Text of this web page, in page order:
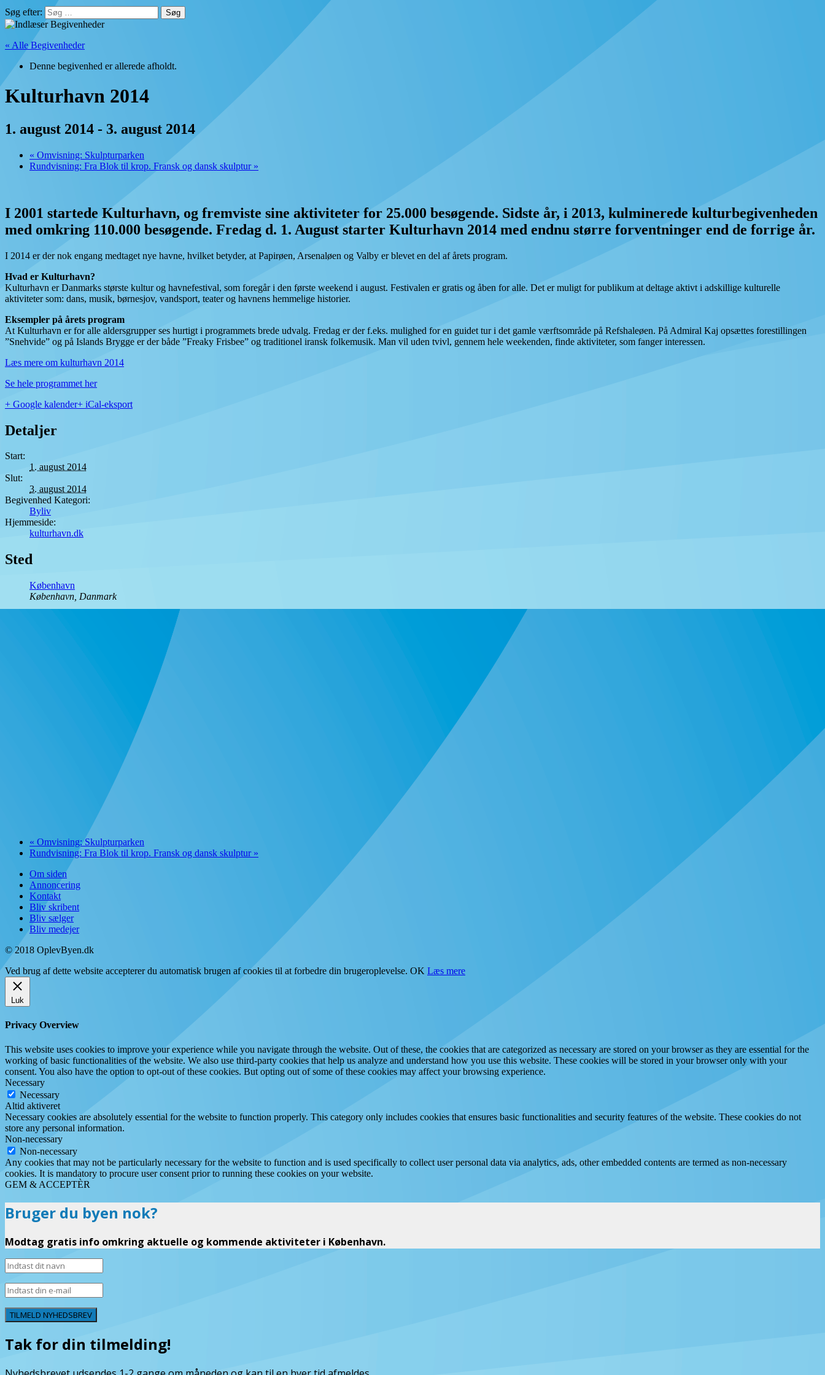
Søg efter:
« Alle Begivenheder
Denne begivenhed er allerede afholdt.
Kulturhavn 2014
1. august 2014 - 3. august 2014
« Omvisning: Skulpturparken
Rundvisning: Fra Blok til krop. Fransk og dansk skulptur »
I 2001 startede Kulturhavn, og fremviste sine aktiviteter for 25.000 besøgende. Sidste år, i 2013, kulminerede kulturbegivenheden
med omkring 110.000 besøgende. Fredag d. 1. August starter Kulturhavn 2014 med endnu større forventninger end de forrige år.
I 2014 er der nok engang medtaget nye havne, hvilket betyder, at Papirøen, Arsenaløen og Valby er blevet en del af årets program.
Hvad er Kulturhavn?
Kulturhavn er Danmarks største kultur og havnefestival, som foregår i den første weekend i august. Festivalen er gratis og åben for alle. Det er muligt for publikum at deltage aktivt i adskillige kulturelle
aktiviteter som: dans, musik, børnesjov, vandsport, teater og havnens hemmelige historier.
Eksempler på årets program
At Kulturhavn er for alle aldersgrupper ses hurtigt i programmets brede udvalg. Fredag er der f.eks. mulighed for en guidet tur i det gamle værftsområde på Refshaleøen. På Admiral Kaj opsættes forestillingen
”Snehvide” og på Islands Brygge er der både ”Freaky Frisbee” og traditionel iransk folkemusik. Man vil uden tvivl, gennem hele weekenden, finde aktiviteter, som fanger interessen.
Læs mere om kulturhavn 2014
Se hele programmet her
+ Google kalender+ iCal-eksport
Detaljer
Start:
1. august 2014
Slut:
3. august 2014
Begivenhed Kategori:
Byliv
Hjemmeside:
kulturhavn.dk
Sted
København
København Danmark
« Omvisning: Skulpturparken
Rundvisning: Fra Blok til krop. Fransk og dansk skulptur »
Om siden
Annoncering
Kontakt
Bliv skribent
Bliv sælger
Bliv medejer
© 2018 OplevByen.dk
Ved brug af dette website accepterer du automatisk brugen af cookies til at forbedre din brugeroplevelse. OK Læs mere
Luk
Privacy Overview
This website uses cookies to improve your experience while you navigate through the website. Out of these, the cookies that are categorized as necessary are stored on your browser as they are essential for the
working of basic functionalities of the website. We also use third-party cookies that help us analyze and understand how you use this website. These cookies will be stored in your browser only with your
consent. You also have the option to opt-out of these cookies. But opting out of some of these cookies may affect your browsing experience.
Necessary
Necessary
Altid aktiveret
Necessary cookies are absolutely essential for the website to function properly. This category only includes cookies that ensures basic functionalities and security features of the website. These cookies do not
store any personal information.
Non-necessary
Non-necessary
Any cookies that may not be particularly necessary for the website to function and is used specifically to collect user personal data via analytics, ads, other embedded contents are termed as non-necessary
cookies. It is mandatory to procure user consent prior to running these cookies on your website.
GEM & ACCEPTÈR
Bruger du byen nok?
Modtag gratis info omkring aktuelle og kommende aktiviteter i København.
TILMELD NYHEDSBREV
Tak for din tilmelding!